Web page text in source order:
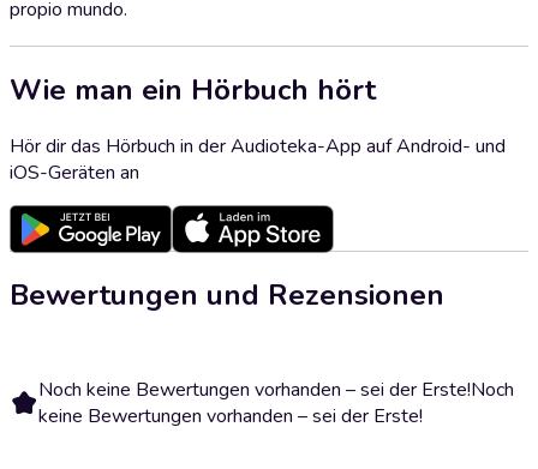
propio mundo.
Wie man ein Hörbuch hört
Hör dir das Hörbuch in der Audioteka-App auf Android- und
iOS-Geräten an
Bewertungen und Rezensionen
Noch keine Bewertungen vorhanden – sei der Erste!Noch
keine Bewertungen vorhanden – sei der Erste!